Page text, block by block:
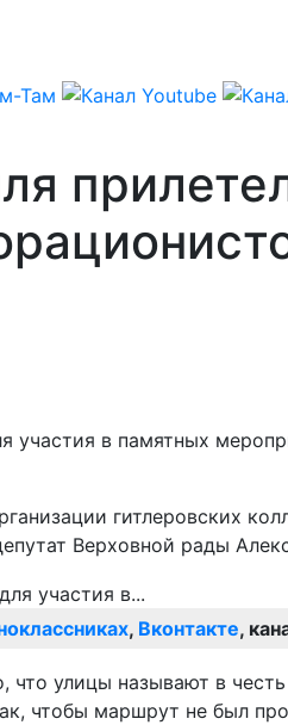
участия в памятных
гитлеровских
Верховной рады
, Вконтакте,
улицы называют в
чтобы маршрут не был